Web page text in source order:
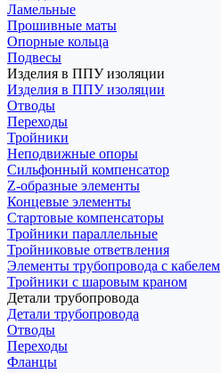
Ламельные
Прошивные маты
Опорные кольца
Подвесы
Изделия в ППУ изоляции
Изделия в ППУ изоляции
Отводы
Переходы
Тройники
Неподвижные опоры
Cильфонный компенсатор
Z-образные элементы
Концевые элементы
Стартовые компенсаторы
Тройники параллельные
Тройниковые ответвления
Элементы трубопровода с кабелем
Тройники с шаровым краном
Детали трубопровода
Детали трубопровода
Отводы
Переходы
Фланцы